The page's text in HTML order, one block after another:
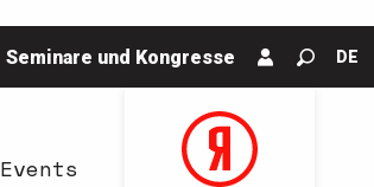
Seminare und Kongresse
Suche
DE
Events